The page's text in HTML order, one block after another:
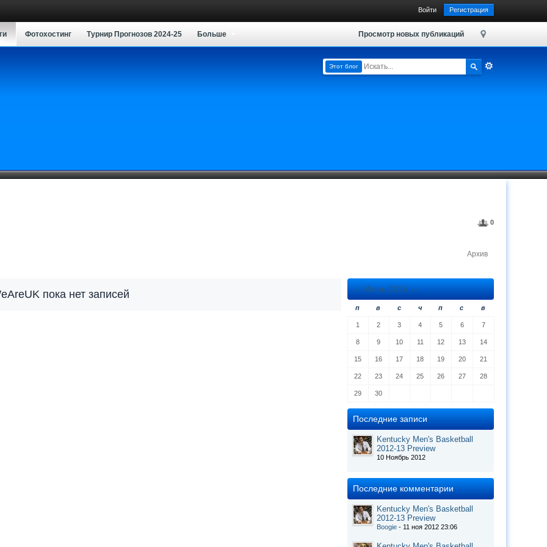
Войти Регистрация
Просмотр новых публикаций
Фотохостинг Турнир Прогнозов 2024-25 Больше
Этот блог
0
Архив
пока нет записей ← Июнь 2026 →
п в с ч п с в
1 2 3 4 5 6 7
8 9 10 11 12 13 14
15 16 17 18 19 20 21
22 23 24 25 26 27 28
29 30
Последние записи
Kentucky Men's Basketball
2012-13 Preview
10 Ноябрь 2012
Последние комментарии
Kentucky Men's Basketball
2012-13 Preview
Boogie- 11 ноя 2012 23:06